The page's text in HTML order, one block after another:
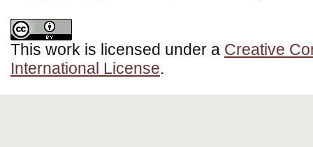
This work is licensed under a Creative
International License.